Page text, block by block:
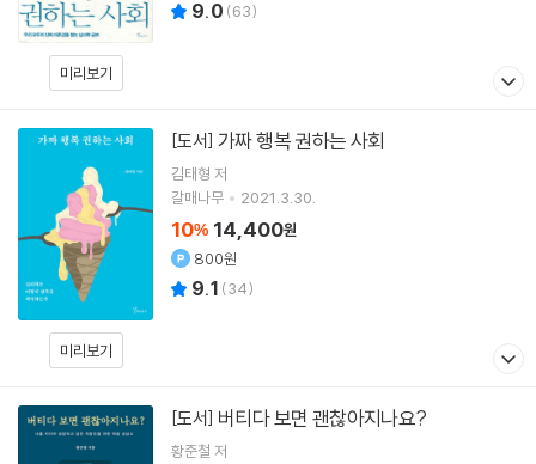
미리보기
9.0 (63)
미리보기
[도서] 가짜 행복 권하는 사회
김태형 저
갈매나무
2021.3.30.
10% 14,400원
800원
9.1 (34)
[도서] 버티다 보면 괜찮아지나요?
황준철 저